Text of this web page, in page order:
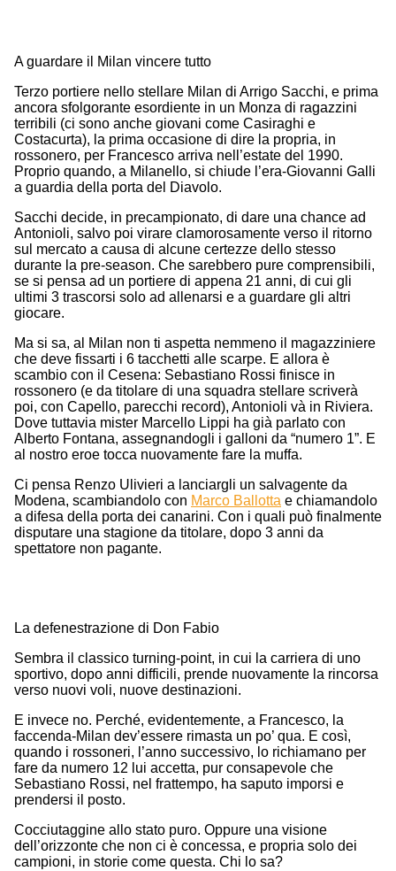
A guardare il Milan vincere tutto
Terzo portiere nello stellare Milan di Arrigo Sacchi, e prima
ancora sfolgorante esordiente in un Monza di ragazzini
terribili (ci sono anche giovani come Casiraghi e
Costacurta), la prima occasione di dire la propria, in
rossonero, per Francesco arriva nell’estate del 1990.
Proprio quando, a Milanello, si chiude l’era-Giovanni Galli
a guardia della porta del Diavolo.
Sacchi decide, in precampionato, di dare una chance ad
Antonioli, salvo poi virare clamorosamente verso il ritorno
sul mercato a causa di alcune certezze dello stesso
durante la pre-season. Che sarebbero pure comprensibili,
se si pensa ad un portiere di appena 21 anni, di cui gli
ultimi 3 trascorsi solo ad allenarsi e a guardare gli altri
giocare.
Ma si sa, al Milan non ti aspetta nemmeno il magazziniere
che deve fissarti i 6 tacchetti alle scarpe. E allora è
scambio con il Cesena: Sebastiano Rossi finisce in
rossonero (e da titolare di una squadra stellare scriverà
poi, con Capello, parecchi record), Antonioli và in Riviera.
Dove tuttavia mister Marcello Lippi ha già parlato con
Alberto Fontana, assegnandogli i galloni da “numero 1”. E
al nostro eroe tocca nuovamente fare la muffa.
Ci pensa Renzo Ulivieri a lanciargli un salvagente da
Modena, scambiandolo con Marco Ballotta e chiamandolo
a difesa della porta dei canarini. Con i quali può finalmente
disputare una stagione da titolare, dopo 3 anni da
spettatore non pagante.
La defenestrazione di Don Fabio
Sembra il classico turning-point, in cui la carriera di uno
sportivo, dopo anni difficili, prende nuovamente la rincorsa
verso nuovi voli, nuove destinazioni.
E invece no. Perché, evidentemente, a Francesco, la
faccenda-Milan dev’essere rimasta un po’ qua. E così,
quando i rossoneri, l’anno successivo, lo richiamano per
fare da numero 12 lui accetta, pur consapevole che
Sebastiano Rossi, nel frattempo, ha saputo imporsi e
prendersi il posto.
Cocciutaggine allo stato puro. Oppure una visione
dell’orizzonte che non ci è concessa, e propria solo dei
campioni, in storie come questa. Chi lo sa?